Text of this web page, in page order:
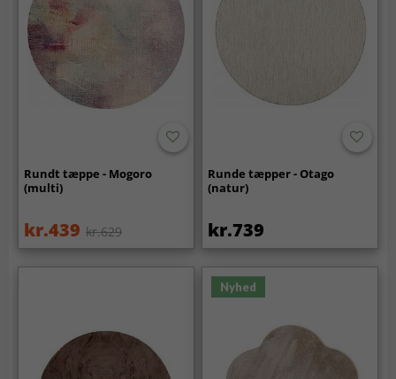
Rundt tæppe - Mogoro
(multi)
kr.439 kr.629
Runde tæpper - Otago
(natur)
kr.739
Nyhed